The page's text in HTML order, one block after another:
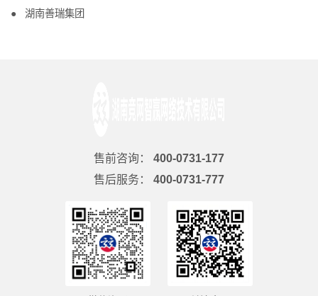
湖南善瑞集团
售前咨询：
400-0731-177
售后服务：
400-0731-777